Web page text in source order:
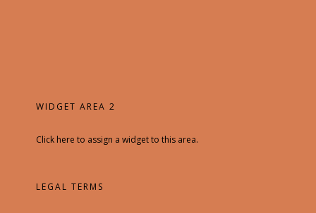
WIDGET AREA 2
Click here to assign a widget to this area.
LEGAL TERMS